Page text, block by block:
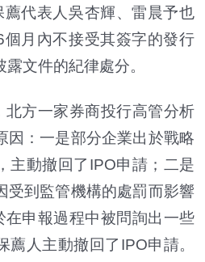
代表人吳杏輝、雷晨予也
月內不接受其簽字的發行
露文件的紀律處分。
方一家券商投行高管分析
因：一是部分企業出於戰略
主動撤回了IPO申請；二是
受到監管機構的處罰而影響
在申報過程中被問詢出一些
薦人主動撤回了IPO申請。